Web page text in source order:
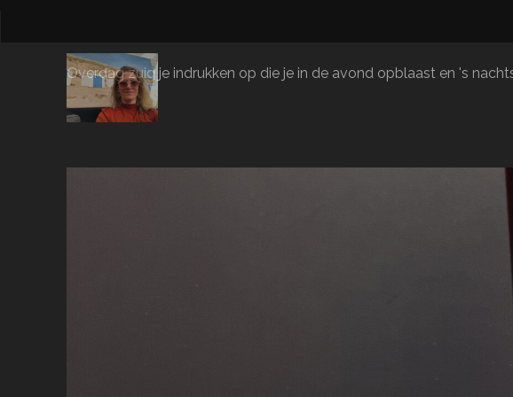
Overdag zuig je indrukken op die je in de avond opblaast en 's